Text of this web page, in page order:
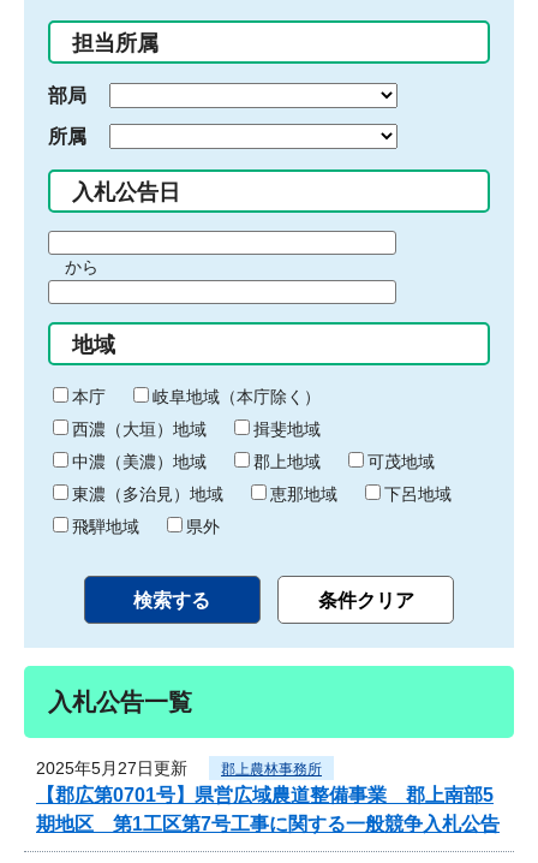
入
力
担当所属
部局
所属
入札公告日
間
始
り
から
間
終
わ
り
地域
本庁
岐阜地域（本庁除く）
西濃（大垣）地域
揖斐地域
中濃（美濃）地域
郡上地域
可茂地域
東濃（多治見）地域
恵那地域
下呂地域
飛騨地域
県外
入札公告一覧
2025年5月27日更新 郡上農林事務所
【郡広第0701号】県営広域農道整備事業 郡上南部5
期地区 第1工区第7号工事に関する一般競争入札公告